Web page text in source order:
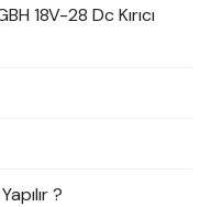
18V-28 Dc Kırıcı
?